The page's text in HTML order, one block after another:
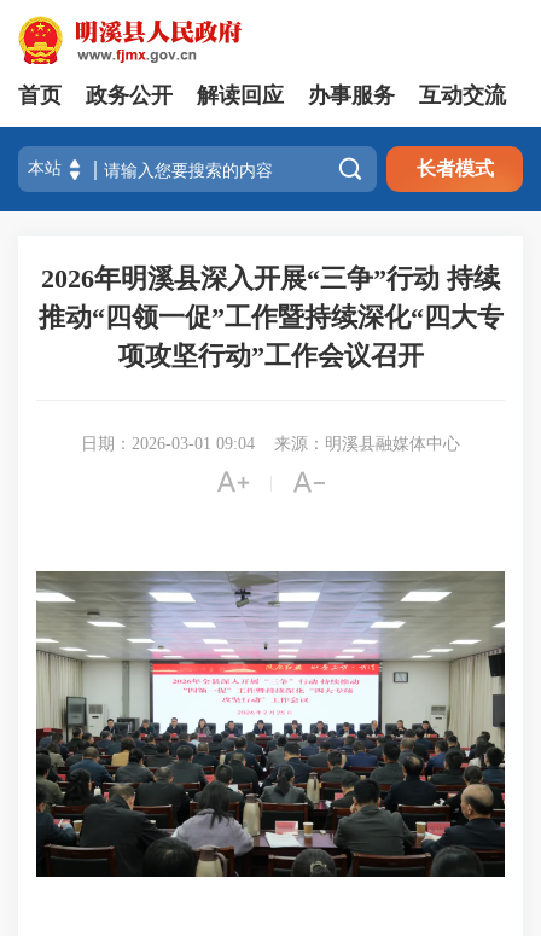
首页 政务公开 解读回应 办事服务 互动交流
 长者模式
2026年明溪县深入开展“三争”行动 持续
推动“四领一促”工作暨持续深化“四大专
项攻坚行动”工作会议召开
日期：2026-03-01 09:04 来源：明溪县融媒体中心
 